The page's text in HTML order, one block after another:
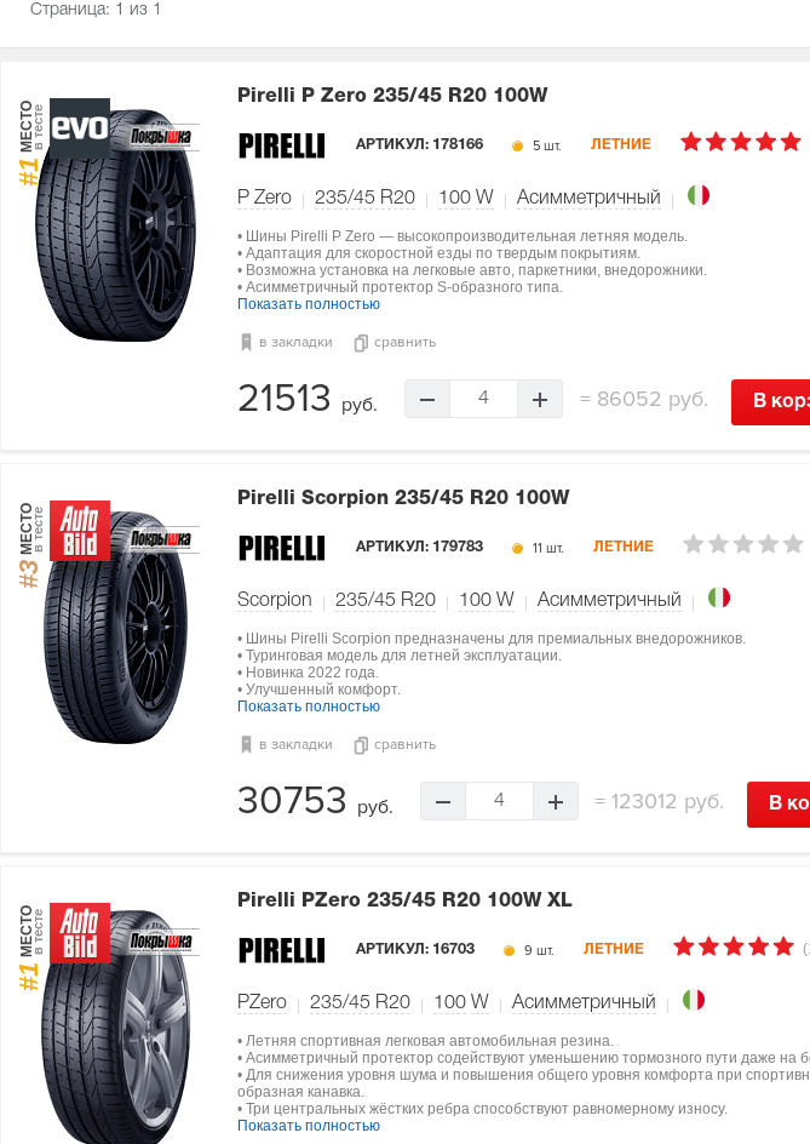
Страница: 1 из 1
#1
МЕСТОв тесте
Pirelli P Zero 235/45 R20 100W
АРТИКУЛ: 178166 5 шт. ЛЕТНИЕ
P Zero 235/45 R20 100 W Асимметричный
• Шины Pirelli P Zero — высокопроизводительная летняя модель.
• Адаптация для скоростной езды по твердым покрытиям.
• Возможна установка на легковые авто, паркетники, внедорожники.
• Асимметричный протектор S-образного типа.
Показать полностью
в закладки сравнить
21513 руб. 4 =86052 руб. В
#3
МЕСТОв тесте
Pirelli Scorpion 235/45 R20 100W
АРТИКУЛ: 179783 11 шт. ЛЕТНИЕ
Scorpion 235/45 R20 100 W Асимметричный
• Шины Pirelli Scorpion предназначены для премиальных внедорожников.
• Туринговая модель для летней эксплуатации.
• Новинка 2022 года.
• Улучшенный комфорт.
Показать полностью
в закладки сравнить
30753 руб. 4 = 123012 руб. В
#1
МЕСТОв тесте
Pirelli PZero 235/45 R20 100W XL
АРТИКУЛ: 16703 9 шт. ЛЕТНИЕ
PZero 235/45 R20 100 W Асимметричный
• Летняя спортивная легковая автомобильная резина.
• Асимметричный протектор содействуют уменьшению тормозного пути даже на
• Для снижения уровня шума и повышения общего уровня комфорта при
образная канавка.
• Три центральных жёстких ребра способствуют равномерному износу.
Показать полностью